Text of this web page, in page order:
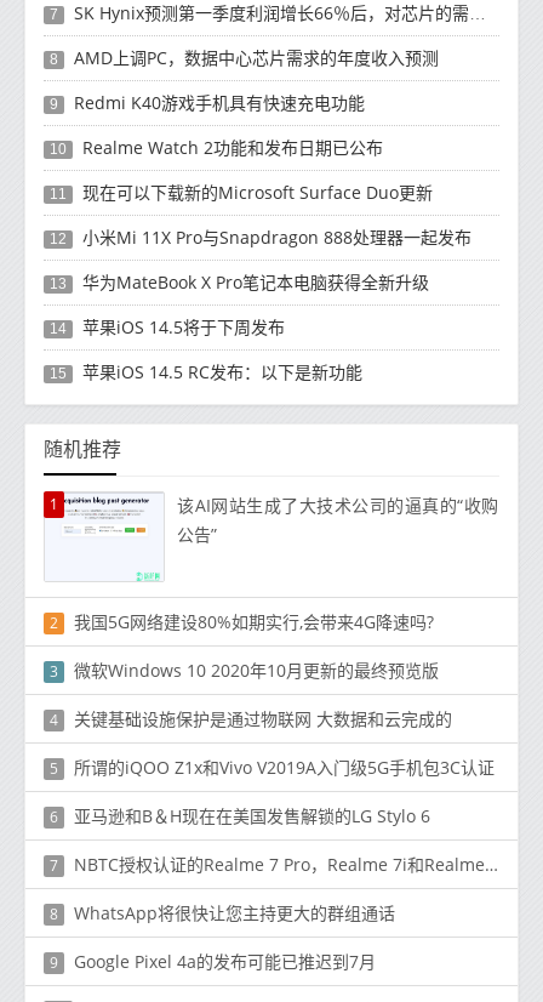
7 SK Hynix预测第一季度利润增长66％后，对芯片的需求将增强
8 AMD上调PC，数据中心芯片需求的年度收入预测
9 Redmi K40游戏手机具有快速充电功能
10 Realme Watch 2功能和发布日期已公布
11 现在可以下载新的Microsoft Surface Duo更新
12 小米Mi 11X Pro与Snapdragon 888处理器一起发布
13 华为MateBook X Pro笔记本电脑获得全新升级
14 苹果iOS 14.5将于下周发布
15 苹果iOS 14.5 RC发布：以下是新功能
随机推荐
1
该AI网站生成了大技术公司的逼真的“收购
公告”
2 我国5G网络建设80%如期实行,会带来4G降速吗?
3 微软Windows 10 2020年10月更新的最终预览版
4 关键基础设施保护是通过物联网 大数据和云完成的
5 所谓的iQOO Z1x和Vivo V2019A入门级5G手机包3C认证
6 亚马逊和B＆H现在在美国发售解锁的LG Stylo 6
7 NBTC授权认证的Realme 7 Pro，Realme 7i和Realme C17
8 WhatsApp将很快让您主持更大的群组通话
9 Google Pixel 4a的发布可能已推迟到7月